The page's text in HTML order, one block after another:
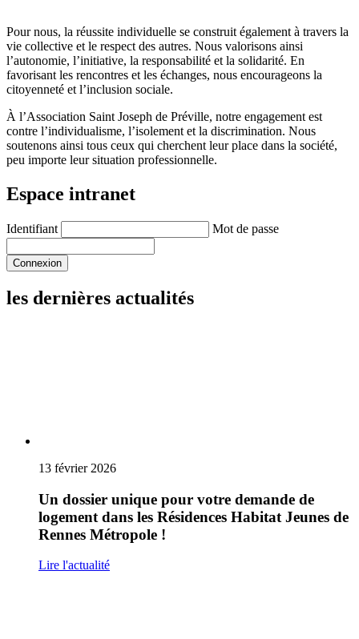
Pour nous, la réussite individuelle se construit également à travers la
vie collective et le respect des autres. Nous valorisons ainsi
l’autonomie, l’initiative, la responsabilité et la solidarité. En
favorisant les rencontres et les échanges, nous encourageons la
citoyenneté et l’inclusion sociale.
À l’Association Saint Joseph de Préville, notre engagement est
contre l’individualisme, l’isolement et la discrimination. Nous
soutenons ainsi tous ceux qui cherchent leur place dans la société,
peu importe leur situation professionnelle.
Espace intranet
Identifiant Mot de passe
les dernières actualités
13 février 2026
Un dossier unique pour votre demande de
logement dans les Résidences Habitat Jeunes de
Rennes Métropole !
Lire l'actualité